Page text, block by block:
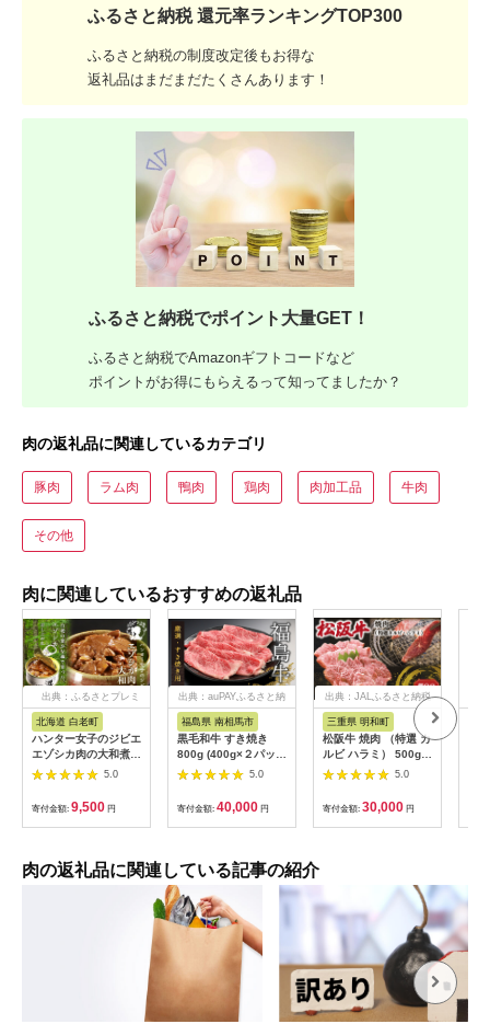
ふるさと納税 還元率ランキングTOP300
ふるさと納税の制度改定後もお得な
返礼品はまだまだたくさんあります！
ふるさと納税でポイント大量GET！
ふるさと納税でAmazonギフトコードなど
ポイントがお得にもらえるって知ってましたか？
肉の返礼品に関連しているカテゴリ
豚肉 ラム肉 鴨肉 鶏肉 肉加工品 牛肉
その他
肉に関連しているおすすめの返礼品
出典：ふるさとプレミ
北海道 白老町
ハンター女子のジビエ
エゾシカ肉の大和煮 6
缶セット AI0335.0
寄付金額: 9,500 円
出典：auPAYふるさと納
福島県 南相馬市
黒毛和牛 すき焼き
800g (400g×２パッ
ク) 福島牛 | 国産 肉
和牛 牛肉 霜降り 赤身
お肉 ギフト お取り寄
せ プレゼント 今野畜
産 福島 bp002-aa
5.0
寄付金額: 40,000 円
出典：JALふるさと納税
三重県 明和町
松阪牛 焼肉 （特選 カ
ルビ ハラミ） 500g
肉 牛 牛肉 和牛 ブラ
ンド牛 高級 国産 霜降
り 冷凍 ふるさと 人気
焼肉 焼肉用 BBQ バ
ーベキュー SS38
5.0
寄付金額: 30,000 円
肉の返礼品に関連している記事の紹介